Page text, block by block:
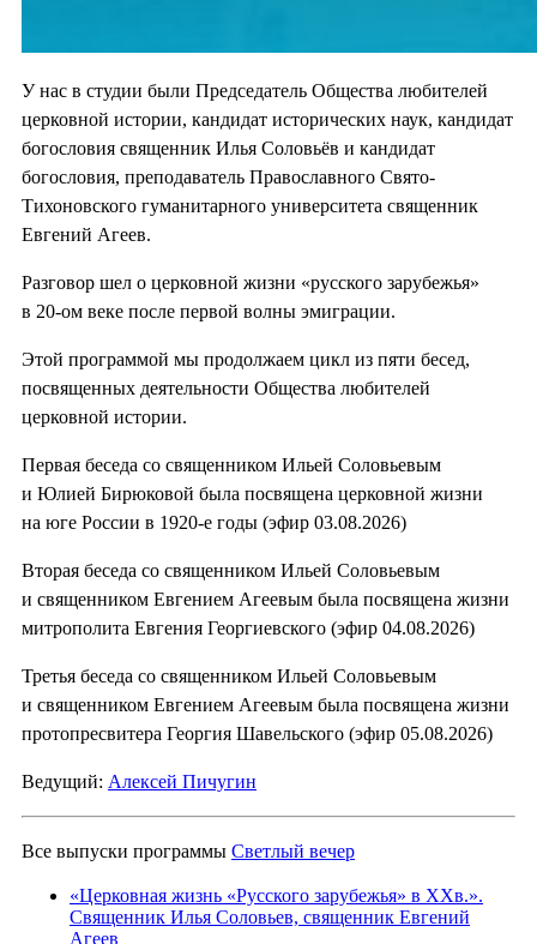
У нас в студии были Председатель Общества любителей
церковной истории, кандидат исторических наук, кандидат
богословия священник Илья Соловьёв и кандидат
богословия, преподаватель Православного Свято-
Тихоновского гуманитарного университета священник
Евгений Агеев.
Разговор шел о церковной жизни «русского зарубежья»
в 20-ом веке после первой волны эмиграции.
Этой программой мы продолжаем цикл из пяти бесед,
посвященных деятельности Общества любителей
церковной истории.
Первая беседа со священником Ильей Соловьевым
и Юлией Бирюковой была посвящена церковной жизни
на юге России в 1920-е годы (эфир 03.08.2026)
Вторая беседа со священником Ильей Соловьевым
и священником Евгением Агеевым была посвящена жизни
митрополита Евгения Георгиевского (эфир 04.08.2026)
Третья беседа со священником Ильей Соловьевым
и священником Евгением Агеевым была посвящена жизни
протопресвитера Георгия Шавельского (эфир 05.08.2026)
Ведущий: Алексей Пичугин
Все выпуски программы Светлый вечер
«Церковная жизнь «Русского зарубежья» в ХХв.».
Священник Илья Соловьев, священник Евгений
Агеев